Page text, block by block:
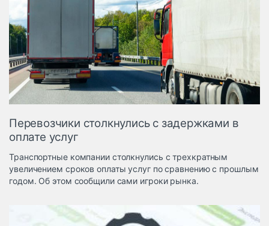
Дороги,
инфраструктура
Логистика, грузы
Негабаритные и
опасные грузы
Безопасность и
страхование
Таможня и ВЭД
грузовые
терминалы
Коммерческий
Спецтехника
Перевозчики столкнулись с задержками в
оплате услуг
Транспортные компании столкнулись с трехкратным
увеличением сроков оплаты услуг по сравнению с прошлым
годом. Об этом сообщили сами игроки рынка.